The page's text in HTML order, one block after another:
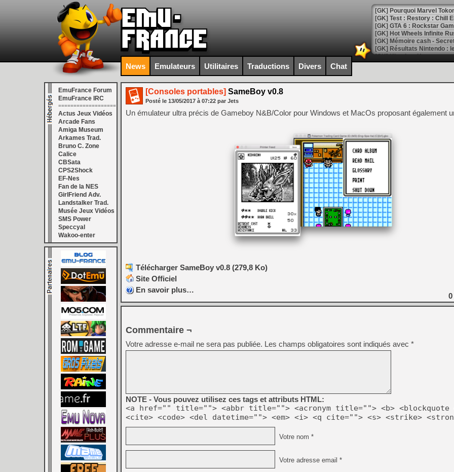
[GK] Pourquoi Marvel
[GK] Test : Restory : Chill
[GK] GTA 6 : Rockstar
[GK] Hot Wheels Infinite
[GK] Mémoire cash -
[GK] Résultats Nintendo :
[GK] Déjà des
[Mo5] Brickboy cherche à
[GK] Minecraft et ses «
[GK] Beast of
[GK] Ubisoft : fin de partie
[GK] Mémoire cash -
[GK] Dan Houser (GTA)
[GK] Comment EA Sports
[GK] Crimson Moon : un
[GK] Isle of Reveries : le
[GK] Moonlighter 2 : The
[GK] Capcom relance
[Mo5] Deux inédits du
[GK] Le beat'em up The
[GK] Endless Legend 2 :
[LS] [PS5] Le WebKit
[GK] Oubliez Crazy Taxi,
[LS] [Switch] NSZ 5.0.0
[GK] No More Room in
[GK] Un chatbot Atelier
[GK] Mémoire cash -
[GK] Nvidia : le prix des
[GK] Suikoden Star Leap
[Mo5] La mini borne
News Emulateurs Utilitaires Traductions Divers Chat
EmuFrance Forum
EmuFrance IRC
===================
Actus Jeux Vidéos
Arcade Fans
Amiga Museum
Arkames Trad.
Bruno C. Zone
Calice
CBSata
CPS2Shock
EF-Nes
Fan de la NES
GirlFriend Adv.
Landstalker Trad.
Musée Jeux Vidéos
SMS Power
Speccyal
Wakoo-enter
[Consoles portables] SameBoy v0.8
Posté le 13/05/2017 à 07:22 par Jets
Un émulateur ultra précis de Gameboy N&B/Color pour Windows et MacOs proposant également
Télécharger SameBoy v0.8 (279,8 Ko)
Site Officiel
En savoir plus…
0
Commentaire ¬
Votre adresse e-mail ne sera pas publiée. Les champs obligatoires sont indiqués avec *
NOTE - Vous pouvez utilisez ces tags et attributs HTML:
<a href="" title=""> <abbr title=""> <acronym title=""> <b> <blockquote
<cite> <code> <del datetime=""> <em> <i> <q cite=""> <s> <strike>
Votre nom *
Votre adresse email *